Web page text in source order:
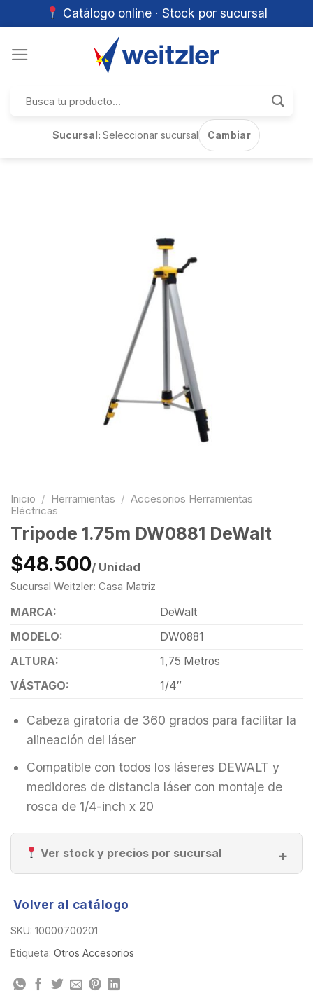
Catálogo online · Stock por sucursal
por:
Sucursal:Seleccionar sucursal Cambiar
Inicio / Herramientas / Accesorios Herramientas
Eléctricas
Tripode 1.75m DW0881 DeWalt
$48.500/ Unidad
Sucursal Weitzler: Casa Matriz
MARCA:
DeWalt
MODELO:
DW0881
ALTURA:
1,75 Metros
VÁSTAGO:
1/4″
Cabeza giratoria de 360 ​​grados para facilitar la
alineación del láser
Compatible con todos los láseres DEWALT y
medidores de distancia láser con montaje de
rosca de 1/4-inch x 20
Ver stock y precios por sucursal
Volver al catálogo
SKU: 10000700201
Etiqueta: Otros Accesorios